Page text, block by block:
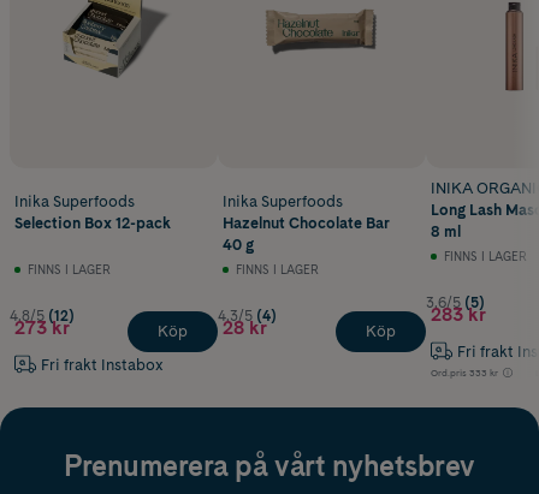
Inika Superfoods
Selection Box 12-pack
FINNS I LAGER
4.8/5 (12)
273 kr
Fri frakt Instabox
Köp
Inika Superfoods
Hazelnut Chocolate Bar
40 g
FINNS I LAGER
4.3/5 (4)
28 kr Köp
INIKA
Long Lash
8 ml
FINNS I LAGER
3.6/5 (5)
283 kr
Fri frakt
Ord.pris 333 kr
Prenumerera på vårt nyhetsbrev